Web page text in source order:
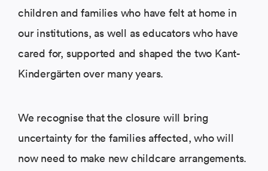
children and families who have felt at home in
our institutions, as well as educators who have
cared for, supported and shaped the two Kant-
Kindergärten over many years.
We recognise that the closure will bring
uncertainty for the families affected, who will
now need to make new childcare arrangements.